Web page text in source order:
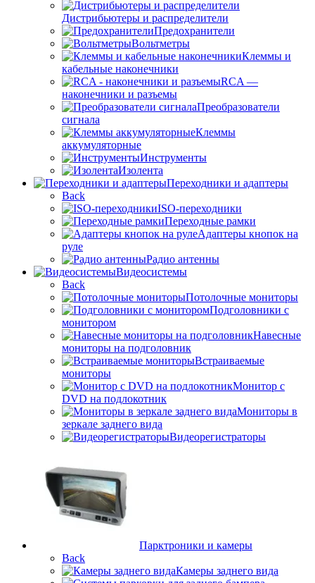
Дистрибьютеры и распределители
Предохранители
Вольтметры
Клеммы и
кабельные наконечники
RCA —
наконечники и разъемы
Преобразователи
сигнала
Клеммы
аккумуляторные
Инструменты
Изолента
Переходники и адаптеры
Back
ISO-переходники
Переходные рамки
Адаптеры кнопок на
руле
Радио антенны
Видеосистемы
Back
Потолочные мониторы
Подголовники с
монитором
Навесные
мониторы на подголовник
Встраиваемые
мониторы
Монитор с
DVD на подлокотник
Мониторы в
зеркале заднего вида
Видеорегистраторы
Парктроники и камеры
Back
Камеры заднего вида